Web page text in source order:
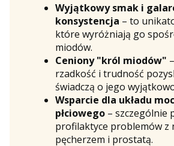
Wyjątkowy smak i
konsystencja – to
które wyróżniają go
miodów.
Ceniony "król miodów"
rzadkość i trudność
świadczą o jego
Wsparcie dla układu
płciowego – szczególnie
profilaktyce problemów z
pęcherzem i prostatą.